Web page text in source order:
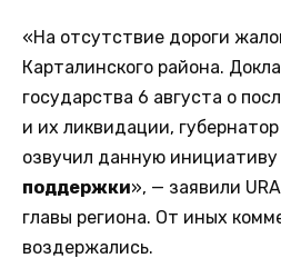
«На отсутствие дороги
Карталинского района.
государства 6 августа о
и их ликвидации,
озвучил данную инициативу
поддержки», — заявили
главы региона. От иных
воздержались.